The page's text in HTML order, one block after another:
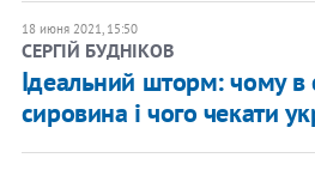
18 июня 2021, 15:50
СЕРГІЙ БУДНІКОВ
Ідеальний шторм: чому в
сировина і чого чекати